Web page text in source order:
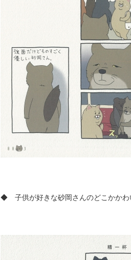
◆ 子供が好きな砂岡さんのどこかかわ